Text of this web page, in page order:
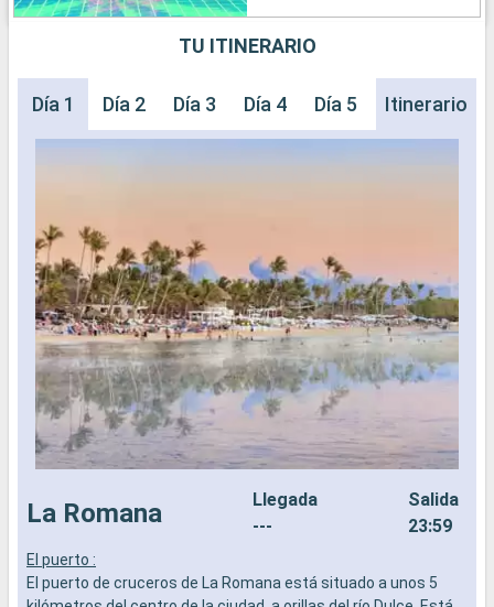
TU ITINERARIO
Día 1 Día 2 Día 3 Día 4 Día 5 Día 6 Día
Itinerario
La Romana
Llegada
---
Salida
23:59
El puerto :
El puerto de cruceros de La Romana está situado a unos 5